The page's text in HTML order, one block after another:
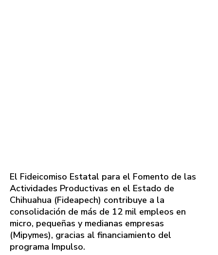
El Fideicomiso Estatal para el Fomento de las
Actividades Productivas en el Estado de
Chihuahua (Fideapech) contribuye a la
consolidación de más de 12 mil empleos en
micro, pequeñas y medianas empresas
(Mipymes), gracias al financiamiento del
programa Impulso.